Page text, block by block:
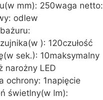
mm): 250waga netto:
odlew
): 120czułość
sek.): 10maksymalny
narożny LED
ochrony: 1napięcie
świetlny(w lm):